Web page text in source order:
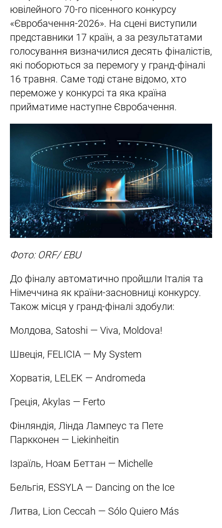
ювілейного 70-го пісенного конкурсу
«Євробачення-2026». На сцені виступили
представники 17 країн, а за результатами
голосування визначилися десять фіналістів,
які поборються за перемогу у гранд-фіналі
16 травня. Саме тоді стане відомо, хто
переможе у конкурсі та яка країна
прийматиме наступне Євробачення.
Фото: ORF/ EBU
До фіналу автоматично пройшли Італія та
Німеччина як країни-засновниці конкурсу.
Також місця у гранд-фіналі здобули:
Молдова, Satoshi — Viva, Moldova!
Швеція, FELICIA — My System
Хорватія, LELEK — Andromeda
Греція, Akylas — Ferto
Фінляндія, Лінда Лампеус та Пете
Паркконен — Liekinheitin
Ізраїль, Ноам Беттан — Michelle
Бельгія, ESSYLA — Dancing on the Ice
Литва, Lion Ceccah — Sólo Quiero Más